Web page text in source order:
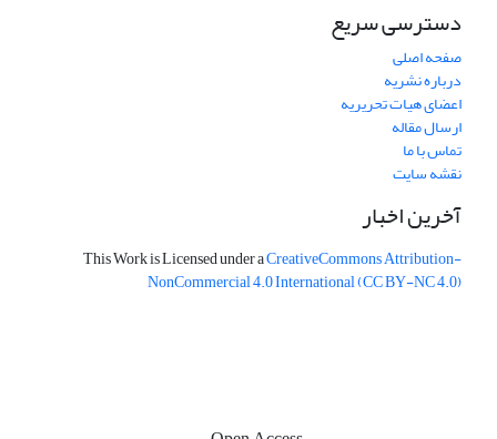
دسترسی سریع
صفحه اصلی
درباره نشریه
اعضای هیات تحریریه
ارسال مقاله
تماس با ما
نقشه سایت
آخرین اخبار
This Work is Licensed under aCreativeCommonsAttribution-
NonCommercial 4.0 International(CC BY-NC 4.0)